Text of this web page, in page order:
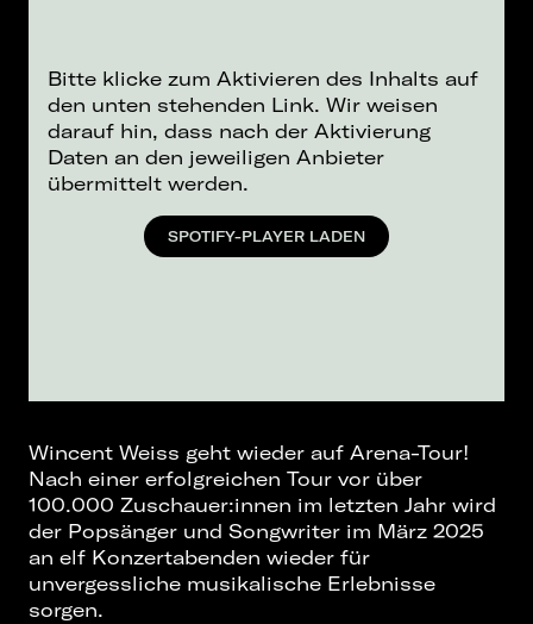
Bitte klicke zum Aktivieren des Inhalts auf
den unten stehenden Link. Wir weisen
darauf hin, dass nach der Aktivierung
Daten an den jeweiligen Anbieter
übermittelt werden.
SPOTIFY-PLAYER LADEN
Wincent Weiss geht wieder auf Arena-Tour!
Nach einer erfolgreichen Tour vor über
100.000 Zuschauer:innen im letzten Jahr wird
der Popsänger und Songwriter im März 2025
an elf Konzertabenden wieder für
unvergessliche musikalische Erlebnisse
sorgen.